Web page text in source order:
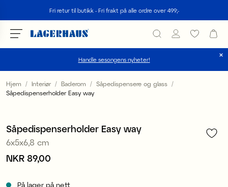
Fri retur til butikk - Fri frakt på alle ordre over 499;-
Handle sesongens nyheter!
velg språk / valuta
NO / NKR
Hjem Interiør Baderom
Såpedispensere og glass
Såpedispenserholder Easy way
Såpedispenserholder Easy way
6x5x6,8 cm
Pris :NKR 89,00
NKR 89,00
På lager på nett